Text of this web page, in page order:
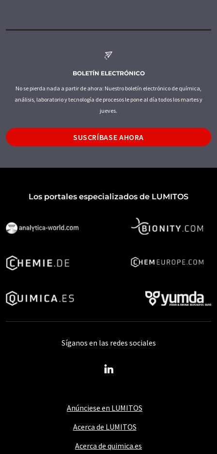
BOLETÍN ELECTRÓNICO
No se pierda nada a partir de ahora: Nuestro boletín electrónico de química,
análisis, laboratorio y tecnología de procesos le pone al día todos los martes y
jueves.
SUSCRÍBASE AHORA
Los portales especializados de LUMITOS
Anúnciese en LUMITOS
Acerca de LUMITOS
Acerca de quimica.es
Síganos en las redes sociales